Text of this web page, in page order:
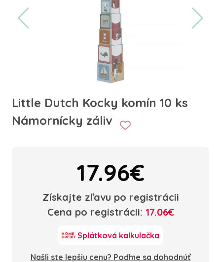
Little Dutch Kocky komín 10 ks
Námornícky záliv
17.96€
Získajte zľavu po registrácii
Cena po registrácii: 17.06€
Splátková kalkulačka
Našli ste lepšiu cenu? Poďme sa dohodnúť